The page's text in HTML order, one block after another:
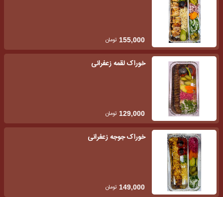
155,000 تومان
خوراک لقمه زعفرانی
129,000 تومان
خوراک جوجه زعفرانی
149,000 تومان